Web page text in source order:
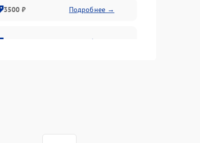
3500 ₽ Подробнее →
2800 ₽ Подробнее →